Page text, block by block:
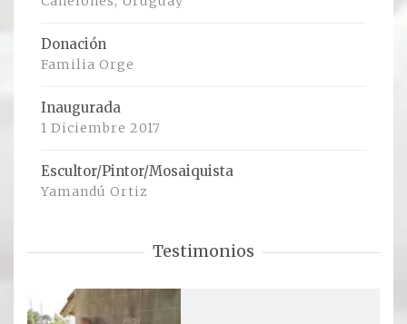
El Milagro
Galería y testimonios
Reliquias
Oraciones
Oración para hoy
Donación
Familia Orge
Inaugurada
1 Diciembre 2017
Escultor/Pintor/Mosaiquista
Yamandú Ortiz
Testimonios